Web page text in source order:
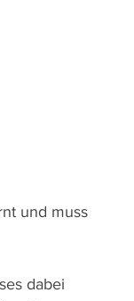
und muss
dabei